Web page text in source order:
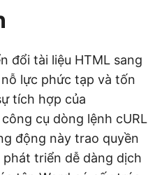
đổi tài liệu HTML sang
lực phức tạp và tốn
tích hợp của
cụ dòng lệnh cURL
động này trao quyền
triển dễ dàng dịch